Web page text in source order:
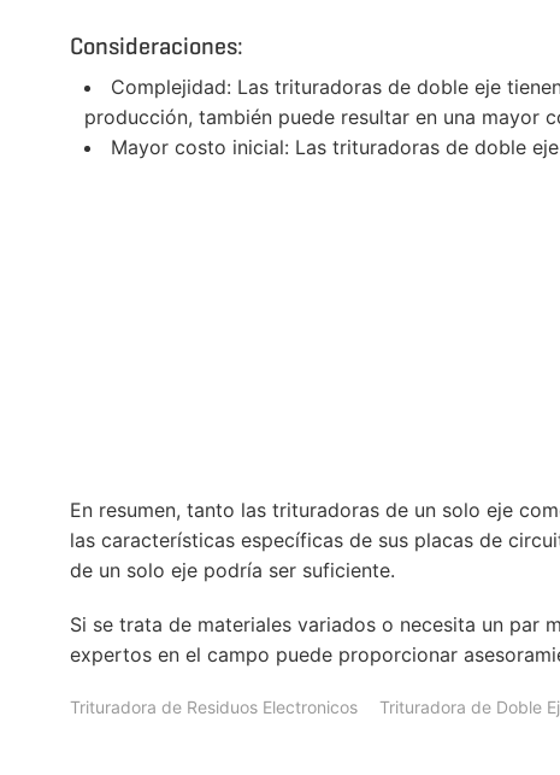
Consideraciones:
Complejidad: Las trituradoras de doble eje
producción, también puede resultar en una mayor
Mayor costo inicial: Las trituradoras de doble
En resumen, tanto las trituradoras de un solo eje
las características específicas de sus placas de
de un solo eje podría ser suficiente.
Si se trata de materiales variados o necesita un par
expertos en el campo puede proporcionar
Trituradora de Residuos Electronicos Trituradora de Doble